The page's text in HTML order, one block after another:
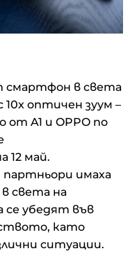
смартфон в света
оптичен зуум –
A1 и OPPO по
12 май.
имаха
света на
се убедят във
като
ситуации.